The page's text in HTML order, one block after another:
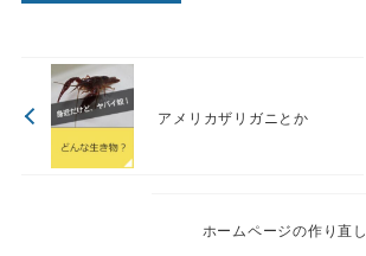
アメリカザリガニとか
ホームページの作り直し